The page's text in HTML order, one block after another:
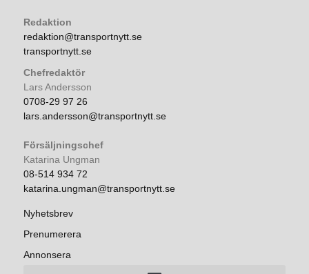
Redaktion
redaktion@transportnytt.se
transportnytt.se
Chefredaktör
Lars Andersson
0708-29 97 26
lars.andersson@transportnytt.se
Försäljningschef
Katarina Ungman
08-514 934 72
katarina.ungman@transportnytt.se
Nyhetsbrev
Prenumerera
Annonsera